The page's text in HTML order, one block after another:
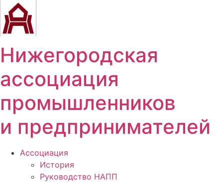
Перейти
содержимому
Нижегородская
ассоциация
промышленников
и предпринимателей
Ассоциация
История
Руководство НАПП